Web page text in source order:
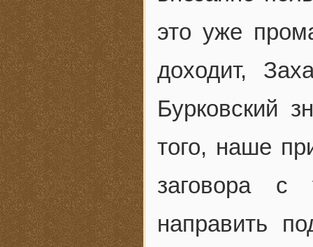
это уже
доходит,
Бурковский
того, наше
заговора с
направить